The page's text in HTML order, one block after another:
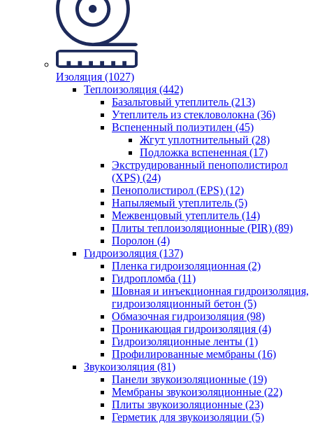
Изоляция (1027)
Теплоизоляция (442)
Базальтовый утеплитель (213)
Утеплитель из стекловолокна (36)
Вспененный полиэтилен (45)
Жгут уплотнительный (28)
Подложка вспененная (17)
Экструдированный пенополистирол
(XPS) (24)
Пенополистирол (EPS) (12)
Напыляемый утеплитель (5)
Межвенцовый утеплитель (14)
Плиты теплоизоляционные (PIR) (89)
Поролон (4)
Гидроизоляция (137)
Пленка гидроизоляционная (2)
Гидропломба (11)
Шовная и инъекционная гидроизоляция,
гидроизоляционный бетон (5)
Обмазочная гидроизоляция (98)
Проникающая гидроизоляция (4)
Гидроизоляционные ленты (1)
Профилированные мембраны (16)
Звукоизоляция (81)
Панели звукоизоляционные (19)
Мембраны звукоизоляционные (22)
Плиты звукоизоляционные (23)
Герметик для звукоизоляции (5)